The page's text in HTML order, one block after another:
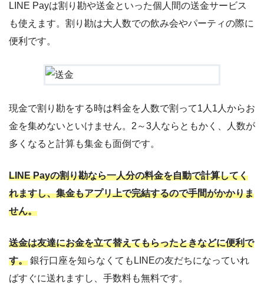
LINE Payは割り勘や送金といった個人間の送金サービス
も使えます。割り勘は大人数での飲み会やパーティの際に
便利です。
現金で割り勘をする時は料金を人数で割って1人1人からお
金を集めないといけません。2～3人ならともかく、人数が
多くなると計算も集金も面倒です。
LINE Payの割り勘なら一人分の料金を自動で計算してく
れますし、集金もアプリ上で完結するので手間がかかりま
せん。
送金は友達にお金を立て替えてもらったときなどに便利で
す。 銀行口座を知らなくてもLINEの友だちになっていれ
ばすぐに送れますし、手数料も無料です。